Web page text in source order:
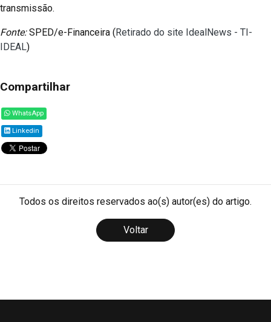
transmissão.
Fonte:SPED/e-Financeira (Retirado do site IdealNews - TI-
IDEAL)
Compartilhar
WhatsApp
Linkedin
Todos os direitos reservados ao(s) autor(es) do artigo.
Voltar